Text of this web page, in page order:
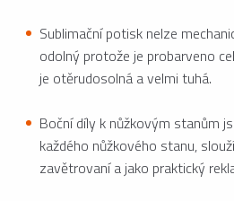
Sublimační potisk nelze
odolný protože je probarveno
je otěrudosolná a velmi tuhá.
Boční díly k nůžkovým stanům
každého nůžkového stanu,
zavětrovaní a jako praktický